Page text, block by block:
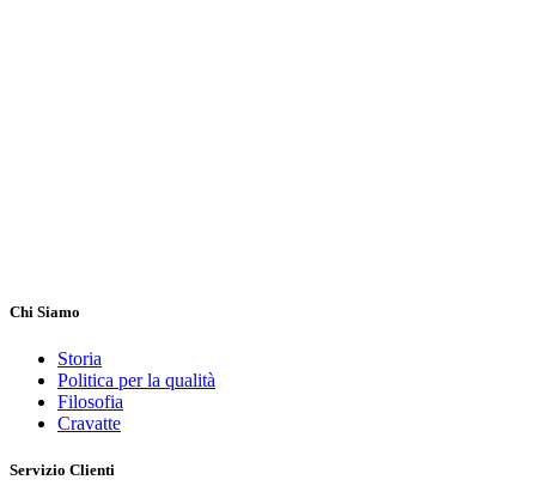
Chi Siamo
Storia
Politica per la qualità
Filosofia
Cravatte
Servizio Clienti